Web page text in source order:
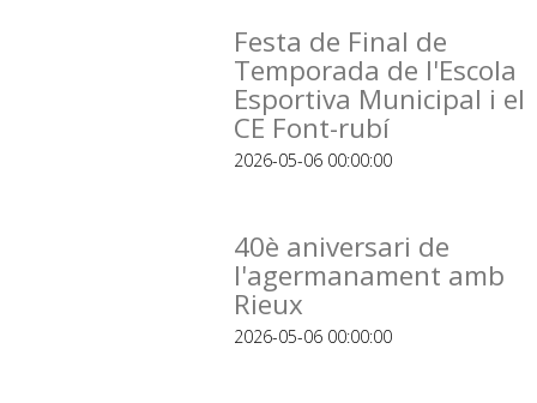
Festa de Final de
Temporada de l'Escola
Esportiva Municipal i el
CE Font-rubí
2026-05-06 00:00:00
40è aniversari de
l'agermanament amb
Rieux
2026-05-06 00:00:00